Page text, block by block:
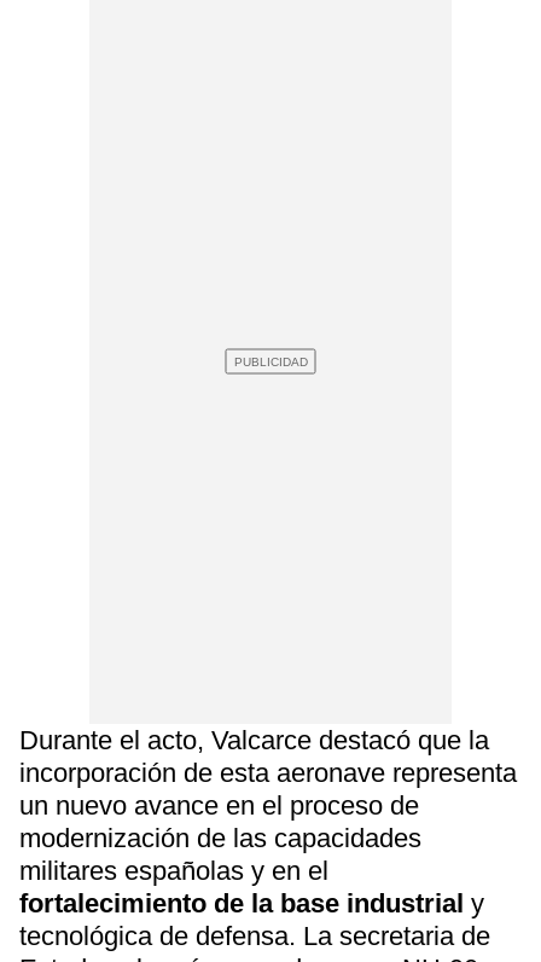
Durante el acto, Valcarce destacó que la
incorporación de esta aeronave representa
un nuevo avance en el proceso de
modernización de las capacidades
militares españolas y en el
fortalecimiento de la base industrial y
tecnológica de defensa. La secretaria de